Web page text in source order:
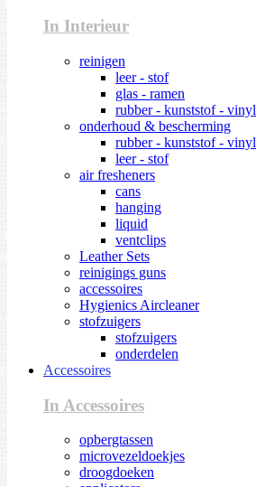
In Interieur
reinigen
leer - stof
glas - ramen
rubber - kunststof - vinyl
onderhoud & bescherming
rubber - kunststof - vinyl
leer - stof
air fresheners
cans
hanging
liquid
ventclips
Leather Sets
reinigings guns
accessoires
Hygienics Aircleaner
stofzuigers
stofzuigers
onderdelen
Accessoires
In Accessoires
opbergtassen
microvezeldoekjes
droogdoeken